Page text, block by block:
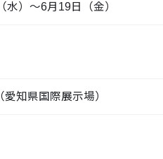
水）～6月19日（金）
知県国際展示場）